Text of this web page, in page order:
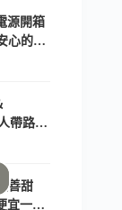
源開箱
心的
帶路這
善甜
宜一半